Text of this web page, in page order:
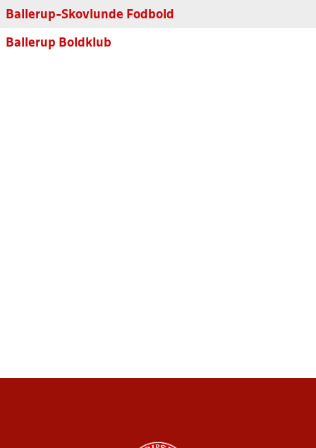
Ballerup-Skovlunde Fodbold
Ballerup Boldklub